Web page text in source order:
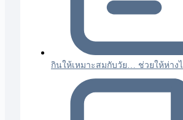
กินให้เหมาะสมกับวัย… ช่วยให้ห่าง